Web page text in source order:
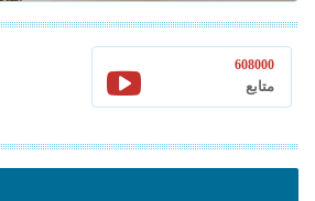
608000
متابع